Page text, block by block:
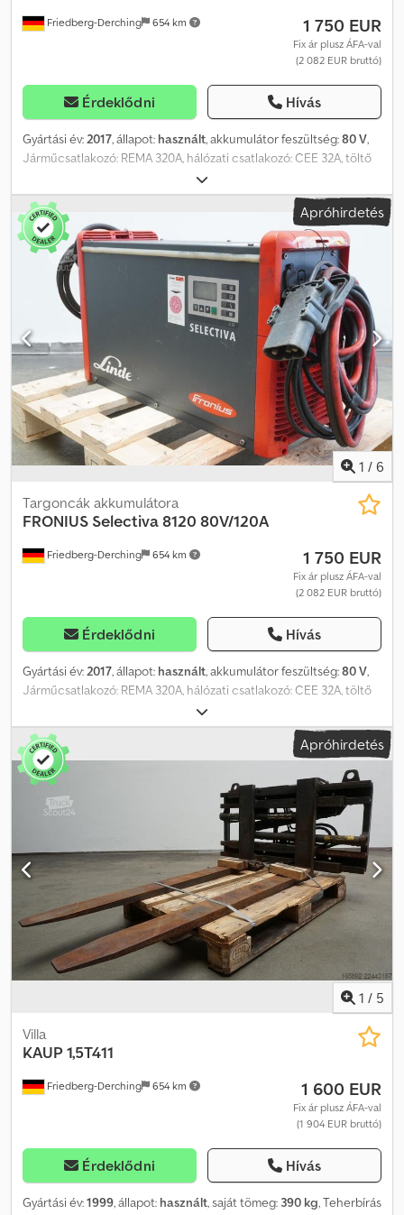
Friedberg-Derching 654 km 1 750 EUR
Fix ár plusz ÁFA-val
(2 082 EUR bruttó)
Érdeklődni Hívás
Gyártási év:2017, állapot: használt, akkumulátor feszültség:80 V,
Járműcsatlakozó: REMA 320A, hálózati csatlakozó: CEE 32A, töltő
EUW-vel, használt Fronius Selectiva 8120 80V/120A
akkumulátortöltő, elektrolitkeverővel, kábel és REMA 320A
csatlakozó, valamint CEE 32A hálózati csatlakozó tartozék.
Dedpszq H Dujfx Al Njkr
Apróhirdetés
1 / 6
Friedberg-Derching 654 km
Targoncák akkumulátora
FRONIUS Selectiva 8120 80V/120A
1 750 EUR
Fix ár plusz ÁFA-val
(2 082 EUR bruttó)
Érdeklődni Hívás
Gyártási év: 2017, állapot: használt, akkumulátor feszültség:80 V,
Járműcsatlakozó: REMA 320A, hálózati csatlakozó: CEE 32A, töltő
EUW-vel, használt Fronius Selectiva 8120 80V/120A
akkumulátortöltő, elektrolitkeverővel, beleértve a REMA 320A
kábelt és csatlakozót, valamint a CEE 32A hálózati csatlakozót.
Dksdpfx Aljzq H Dno Nsr
Apróhirdetés
1 / 5
Friedberg-Derching 654 km
Villa
KAUP 1,5T411
1 600 EUR
Fix ár plusz ÁFA-val
(1 904 EUR bruttó)
Érdeklődni Hívás
Gyártási év:1999, állapot: használt, saját tömeg: 390 kg, Teherbírás